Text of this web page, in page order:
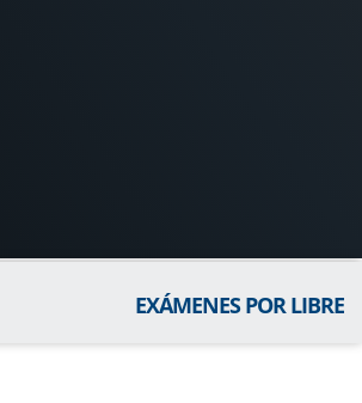
EXÁMENES POR LIBRE